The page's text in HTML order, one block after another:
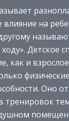
на
Детское
как и взрослое
Оно
тренировок